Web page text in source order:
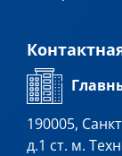
190005,
д.1 ст. м.